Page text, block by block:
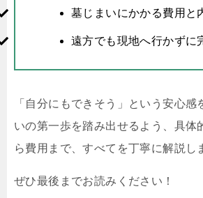
墓じまいにかかる費用と
遠方でも現地へ行かずに
「自分にもできそう」という安心感
いの第一歩を踏み出せるよう、具体
ら費用まで、すべてを丁寧に解説し
ぜひ最後までお読みください！